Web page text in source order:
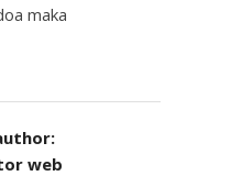
maka
web